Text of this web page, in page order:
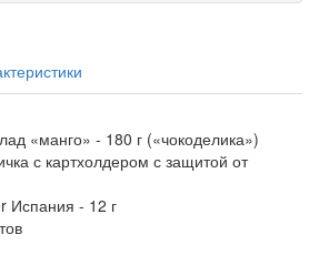
«манго» - 180 г («чокоделика»)
с картхолдером с защитой от
Испания - 12 г